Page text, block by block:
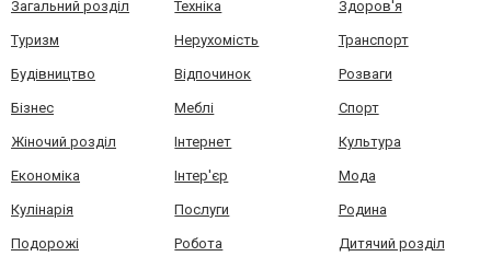
Загальний розділ Техніка Здоров'я
Туризм Нерухомість Транспорт
Будівництво Відпочинок Розваги
Бізнес Меблі Спорт
Жіночий розділ Інтернет Культура
Економіка Інтер'єр Мода
Кулінарія Послуги Родина
Подорожі Робота Дитячий розділ